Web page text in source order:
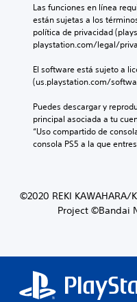
Las funciones en línea
están sujetas a los
política de privacidad
playstation.com/legal/
El software está sujeto a
(us.playstation.com/
Puedes descargar y
principal asociada a tu
“Uso compartido de
consola PS5 a la que
©2020 REKI KAWAHARA/
Project ©Bandai